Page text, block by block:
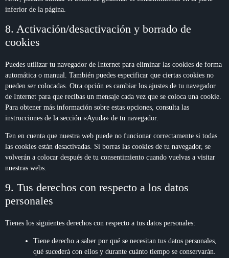
inferior de la página.
8. Activación/desactivación y borrado de
cookies
Puedes utilizar tu navegador de Internet para eliminar las cookies de forma
automática o manual. También puedes especificar que ciertas cookies no
pueden ser colocadas. Otra opción es cambiar los ajustes de tu navegador
de Internet para que recibas un mensaje cada vez que se coloca una cookie.
Para obtener más información sobre estas opciones, consulta las
instrucciones de la sección «Ayuda» de tu navegador.
Ten en cuenta que nuestra web puede no funcionar correctamente si todas
las cookies están desactivadas. Si borras las cookies de tu navegador, se
volverán a colocar después de tu consentimiento cuando vuelvas a visitar
nuestras webs.
9. Tus derechos con respecto a los datos
personales
Tienes los siguientes derechos con respecto a tus datos personales:
Tiene derecho a saber por qué se necesitan tus datos personales,
qué sucederá con ellos y durante cuánto tiempo se conservarán.